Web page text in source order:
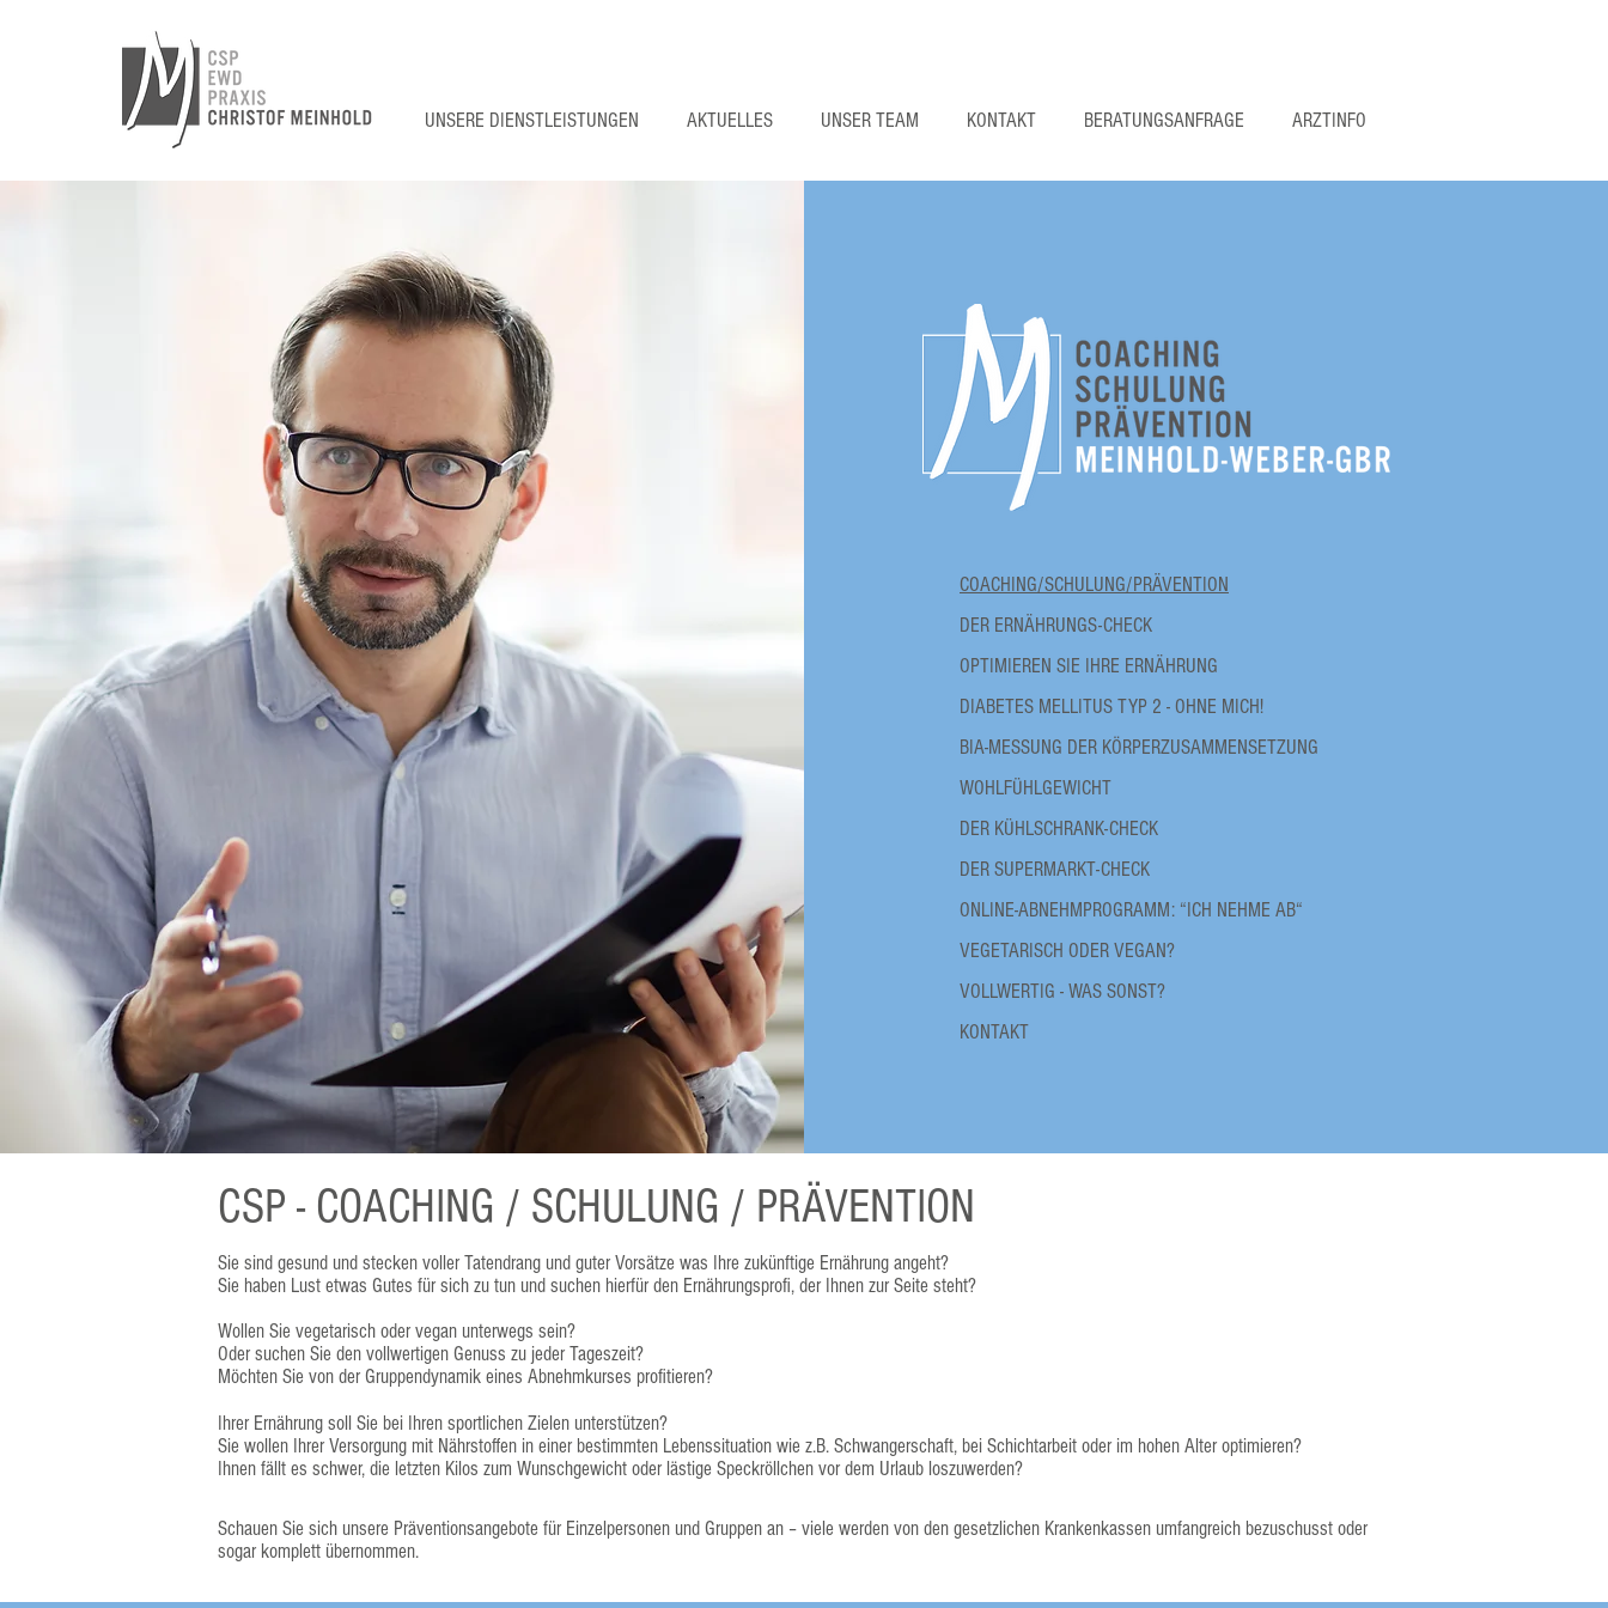
UNSERE DIENSTLEISTUNGEN AKTUELLES UNSER TEAM KONTAKT BERATUNGSANFRAGE ARZTINFO
COACHING/SCHULUNG/PRÄVENTION
DER ERNÄHRUNGS-CHECK
OPTIMIEREN SIE IHRE ERNÄHRUNG
DIABETES MELLITUS TYP 2 - OHNE MICH!
BIA-MESSUNG DER KÖRPERZUSAMMENSETZUNG
WOHLFÜHLGEWICHT
DER KÜHLSCHRANK-CHECK
DER SUPERMARKT-CHECK
ONLINE-ABNEHMPROGRAMM: “ICH NEHME AB“
VEGETARISCH ODER VEGAN?
VOLLWERTIG - WAS SONST?
KONTAKT
CSP - COACHING / SCHULUNG / PRÄVENTION
Sie sind gesund und stecken voller Tatendrang und guter Vorsätze was Ihre zukünftige Ernährung angeht?
Sie haben Lust etwas Gutes für sich zu tun und suchen hierfür den Ernährungsprofi, der Ihnen zur Seite steht?
Wollen Sie vegetarisch oder vegan unterwegs sein?
Oder suchen Sie den vollwertigen Genuss zu jeder Tageszeit?
Möchten Sie von der Gruppendynamik eines Abnehmkurses profitieren?
Ihrer Ernährung soll Sie bei Ihren sportlichen Zielen unterstützen?
Sie wollen Ihrer Versorgung mit Nährstoffen in einer bestimmten Lebenssituation wie z.B. Schwangerschaft, bei Schichtarbeit oder im hohen Alter optimieren?​
Ihnen fällt es schwer, die letzten Kilos zum Wunschgewicht oder lästige Speckröllchen vor dem Urlaub loszuwerden?
Schauen Sie sich unsere Präventionsangebote für Einzelpersonen und Gruppen an – viele werden von den gesetzlichen Krankenkassen umfangreich bezuschusst oder
sogar komplett übernommen.